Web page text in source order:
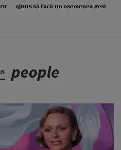
ajuns să facă un asemenea gest
people